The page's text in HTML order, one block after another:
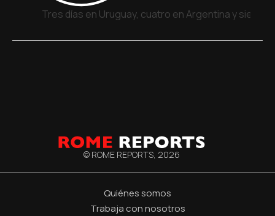
Tres días en Uruguay, cuatro en Argentina y siete
© ROME REPORTS, 2026
Quiénes somos
Trabaja con nosotros